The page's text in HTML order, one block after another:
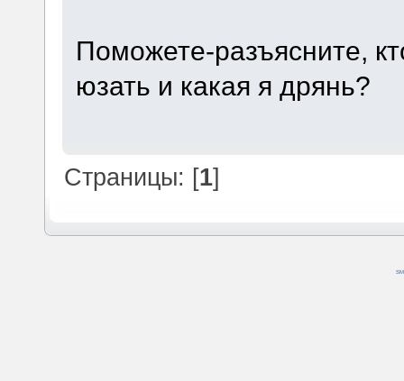
Поможете-разъясните,
юзать и какая я дрянь?
Страницы: [1]